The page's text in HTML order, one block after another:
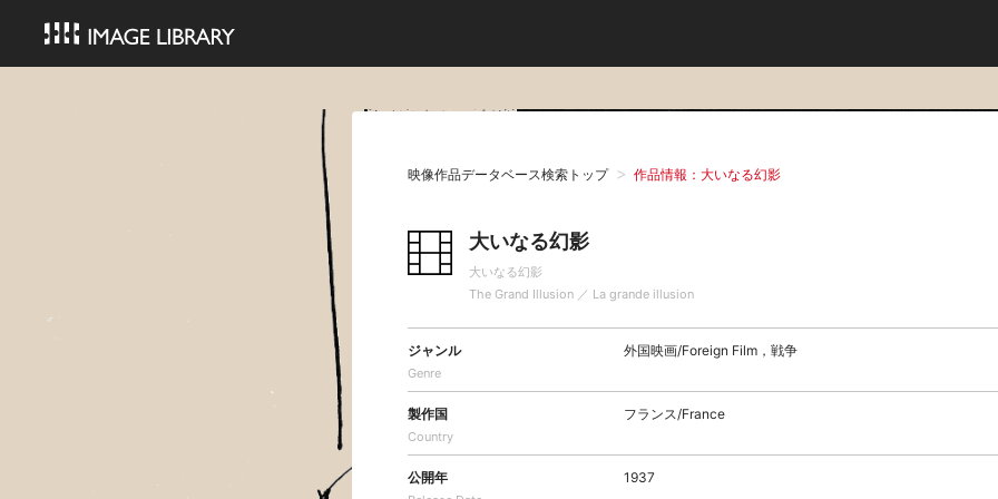
映像作品データベース検索トップ 作品情報：大いなる幻影
大いなる幻影
大いなる幻影
The Grand Illusion ／ La grande illusion
ジャンル
Genre
外国映画/Foreign Film，戦争
製作国
Country
フランス/France
公開年 1937